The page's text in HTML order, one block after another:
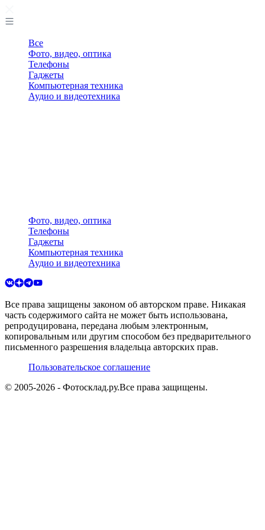
Все
Фото, видео, оптика
Телефоны
Гаджеты
Компьютерная техника
Аудио и видеотехника
Фото, видео, оптика
Телефоны
Гаджеты
Компьютерная техника
Аудио и видеотехника
Все права защищены законом об авторском праве. Никакая
часть содержимого сайта не может быть использована,
репродуцирована, передана любым электронным,
копировальным или другим способом без предварительного
письменного разрешения владельца авторских прав.
Пользовательское соглашение
© 2005-2026 - Фотосклад.ру.Все права защищены.